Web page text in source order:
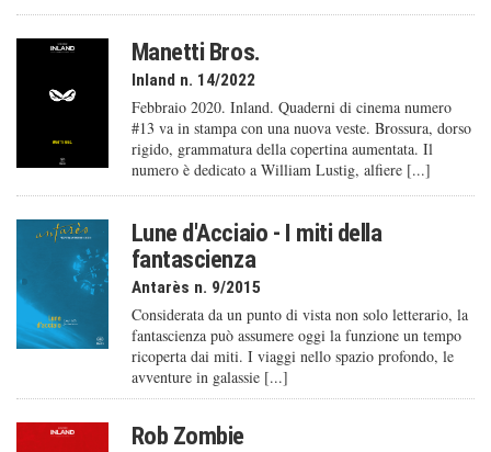
Manetti Bros.
Inland n. 14/2022
Febbraio 2020. Inland. Quaderni di cinema numero
#13 va in stampa con una nuova veste. Brossura, dorso
rigido, grammatura della copertina aumentata. Il
numero è dedicato a William Lustig, alfiere [...]
Lune d'Acciaio - I miti della
fantascienza
Antarès n. 9/2015
Considerata da un punto di vista non solo letterario, la
fantascienza può assumere oggi la funzione un tempo
ricoperta dai miti. I viaggi nello spazio profondo, le
avventure in galassie [...]
Rob Zombie